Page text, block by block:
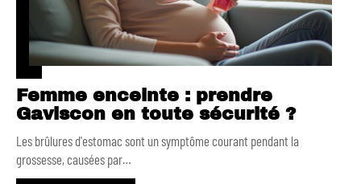
Femme enceinte : prendre
Gaviscon en toute sécurité ?
Les brûlures d'estomac sont un symptôme courant pendant la
grossesse, causées par…